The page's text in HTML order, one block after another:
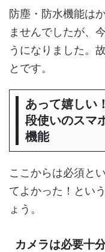
防塵・防水機能は
ませんでしたが、
うになりました。
とです。
あって嬉しい
段使いのスマ
機能
ここからは必須と
てよかった！とい
ょう。
カメラは必要十